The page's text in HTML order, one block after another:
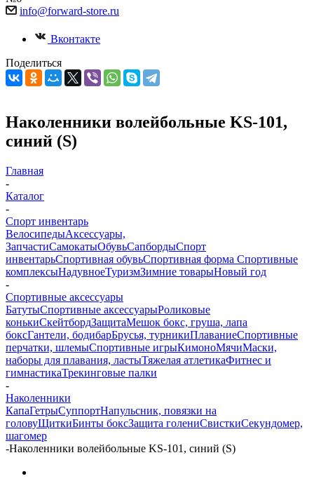
info@forward-store.ru
Вконтакте
Поделиться
Наколенники волейбольные KS-101,
синий (S)
Главная
-
Каталог
-
Спорт инвентарь
ВелосипедыАксессуары,
ЗапчастиСамокатыОбувьСапбордыСпорт
инвентарьСпортивная обувьСпортивная форма Спортивные
комплексыНадувноеТуризмЗимние товарыНовый год
-
Спортивные аксессуары
БатутыСпортивные аксессуарыРоликовые
конькиСкейтбордЗащитаМешок бокс, груша, лапа
боксГантели, бодибарБрусья, турникиПлаваниеСпортивные
перчатки, шлемыСпортивные игрыКимоноМячиМаски,
наборы для плавания, ластыТяжелая атлетикаФитнес и
гимнастикаТрекинговые палки
-
Наколенники
КапаГетрыСуппортНапульсник, повязки на
головуЩиткиБинты боксЗащита голениСвисткиСекундомер,
шагомер
-Наколенники волейбольные KS-101, синий (S)